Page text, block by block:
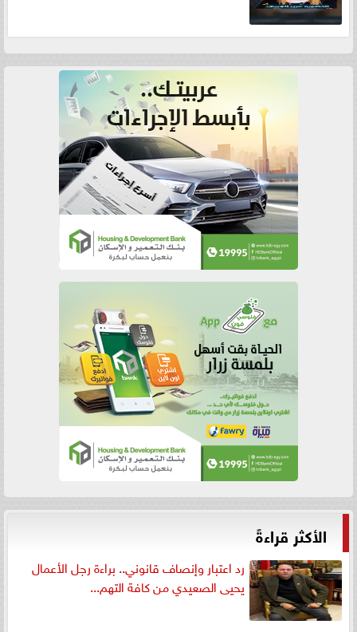
الأكثر قراءةً
رد اعتبار وإنصاف قانوني.. براءة رجل الأعمال
يحيى الصعيدي من كافة التهم...